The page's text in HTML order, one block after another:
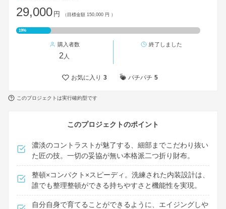
29,000 円 （目標金額 150,000 円 ）
19%
購入者数
2 人
終了しました
お気に入り 3 パチパチ 5
このプロジェクトは実行確約型です
このプロジェクトのポイント
濃淡のコントラストが魅了する、細部までこだわり抜い
た匠の技。一切の妥協が無い本格派二つ折り財布。
整頓×コンパクト×スピーディ。洗練された内装設計は、
誰でも整理整頓ができる持ちやすさと機能性を実現。
自分自身で育てることができるように、エイジングしや